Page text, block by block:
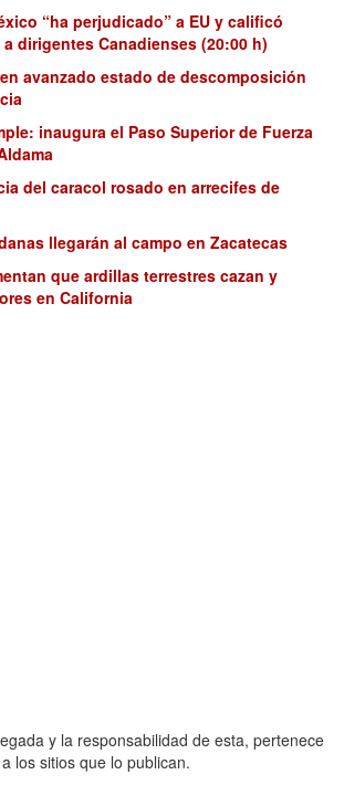
“ha perjudicado” a EU y calificó
dirigentes Canadienses (20:00 h)
avanzado estado de descomposición
inaugura el Paso Superior de Fuerza
del caracol rosado en arrecifes de
llegarán al campo en Zacatecas
que ardillas terrestres cazan y
en California
y la responsabilidad de esta, pertenece
a los sitios que lo publican.